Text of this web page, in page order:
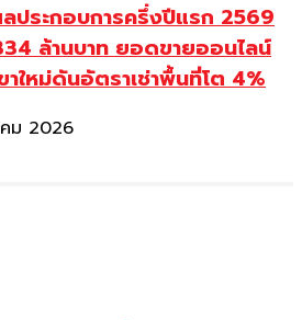
ประกอบการครึ่งปีแรก 2569
ล้านบาท ยอดขายออนไลน์
ใหม่ดันอัตราเช่าพื้นที่โต 4%
ม 2026